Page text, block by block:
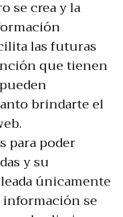
se crea y la
las futuras
que tienen
brindarte el
para poder
y su
únicamente
información se